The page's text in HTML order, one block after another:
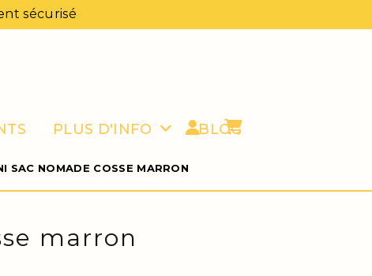
sécurisé
PLUS D'INFO BLOG
SAC NOMADE COSSE MARRON
marron